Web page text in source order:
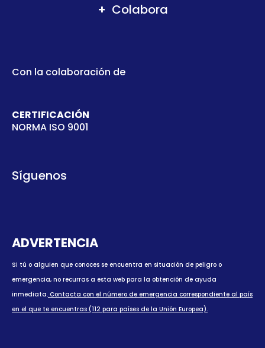
Colabora
Con la colaboración de
CERTIFICACIÓN
NORMA ISO 9001
Síguenos
ADVERTENCIA
Si tú o alguien que conoces se encuentra en situación de peligro o
emergencia, no recurras a esta web para la obtención de ayuda
inmediata. Contacta con el número de emergencia correspondiente al país
en el que te encuentras (112 para países de la Unión Europea).